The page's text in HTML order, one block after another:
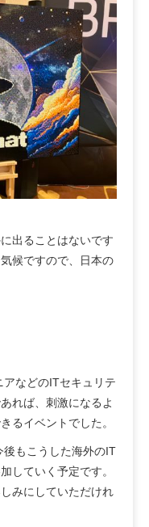
出ることはないです
候ですので、日本の
などのITセキュリテ
れば、刺激になるよ
るイベントでした。
後もこうした海外のIT
していく予定です。
みにしていただけれ